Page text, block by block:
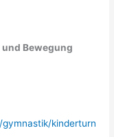
und Bewegung
kinderturn